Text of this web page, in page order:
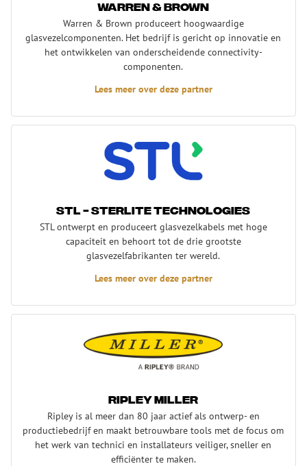
Warren & Brown
Warren & Brown produceert hoogwaardige
glasvezelcomponenten. Het bedrijf is gericht op innovatie en
het ontwikkelen van onderscheidende connectivity-
componenten.
Lees meer over deze partner
STL - Sterlite Technologies
STL ontwerpt en produceert glasvezelkabels met hoge
capaciteit en behoort tot de drie grootste
glasvezelfabrikanten ter wereld.
Lees meer over deze partner
Ripley Miller
Ripley is al meer dan 80 jaar actief als ontwerp- en
productiebedrijf en maakt betrouwbare tools met de focus om
het werk van technici en installateurs veiliger, sneller en
efficiënter te maken.